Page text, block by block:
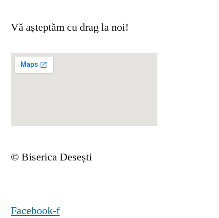
Vă așteptăm cu drag la noi!
© Biserica Desești
Facebook-f